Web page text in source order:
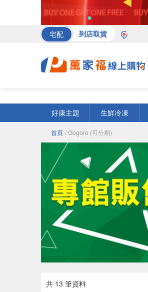
宅配 到店取貨
好康主題
生鮮冷凍
首頁 / Gogoro (可分期)
共 13 筆資料